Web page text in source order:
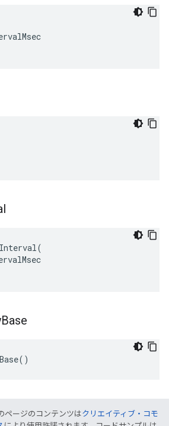
Base
ページのコンテンツはクリエイティブ・コモ